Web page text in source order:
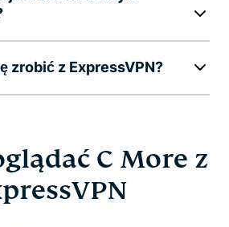
zrobić z ExpressVPN?
C More z